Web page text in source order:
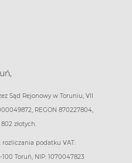
Sąd Rejonowy w Toruniu, VII
REGON 870227804,
złotych.
rozliczania podatku VAT:
Toruń, NIP: 1070047823